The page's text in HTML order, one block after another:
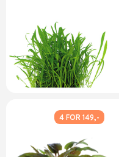
4 FOR 149,-